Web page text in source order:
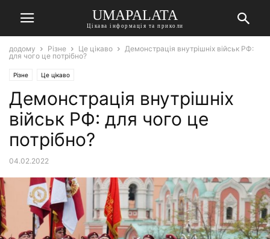
UMAPALATA
Цікава інформація та приколи
додому Різне Це цікаво
Демонстрація внутрішніх військ РФ:
для чого це потрібно?
Різне Це цікаво
Демонстрація внутрішніх
військ РФ: для чого це
потрібно?
04.02.2022